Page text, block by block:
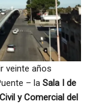
veinte años
– la Sala I de
y Comercial del